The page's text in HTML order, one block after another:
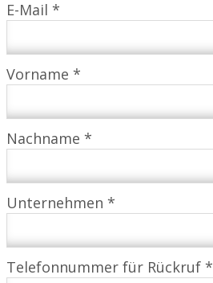
E-Mail *
Vorname *
Nachname *
Unternehmen *
Telefonnummer für Rückruf *